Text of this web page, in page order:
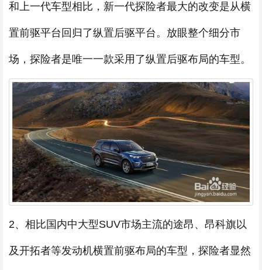
和上一代车型相比，新一代探险者最大的改变是从横
置前驱平台回归了纵置后驱平台。放眼整个细分市
场，探险者是唯一一款采用了纵置后驱布局的车型。
2、相比国内中大型SUV市场主流的途昂、昂科旗以
及开拓者等发动机横置前驱布局的车型，探险者显然